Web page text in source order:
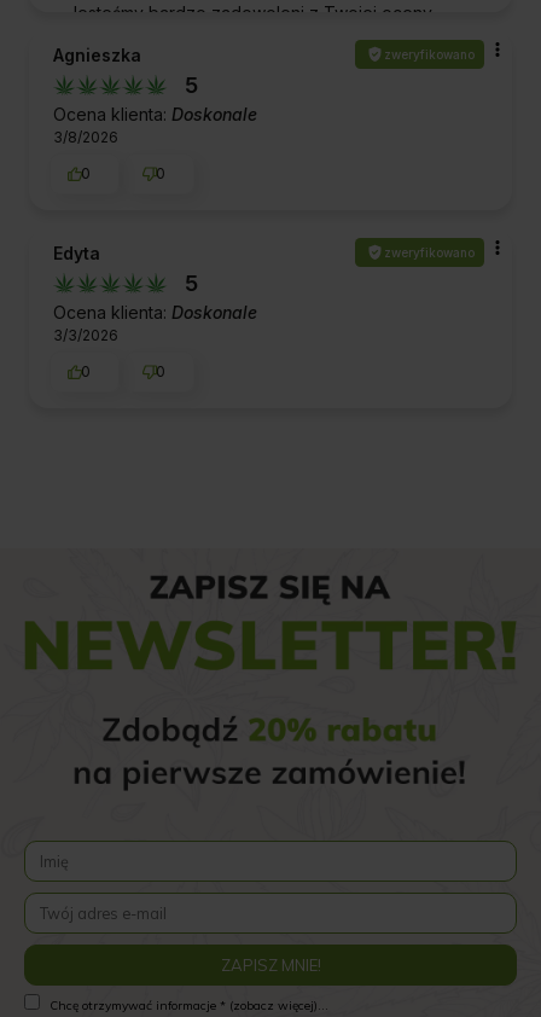
Jesteśmy bardzo zadowoleni z Twojej oceny
naszej pracy i produktów! Dziękujemy za wsparcie
i za to, że jesteś z nami. Pozdrawiamy!
Agnieszka zweryfikowano
5
Ocena klienta: Doskonale
3/8/2026
0
0
Edyta zweryfikowano
5
Ocena klienta: Doskonale
3/3/2026
0
0
Chcę otrzymywać informacje * (zobacz więcej)...